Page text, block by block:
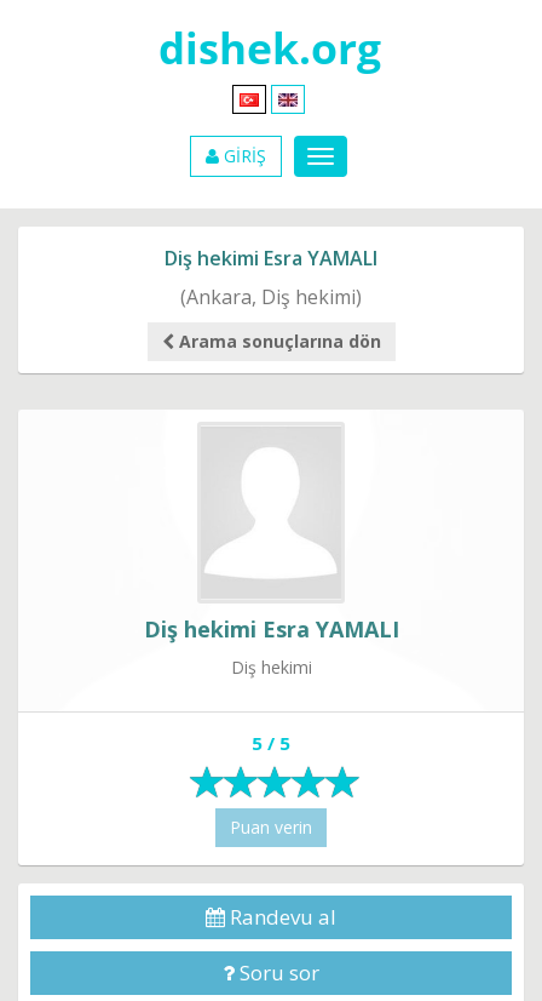
GİRİŞ
Diş hekimi Esra YAMALI
(Ankara, Diş hekimi)
Arama sonuçlarına dön
Diş hekimi Esra YAMALI
Diş hekimi
5 / 5
Puan verin
Randevu al
Soru sor